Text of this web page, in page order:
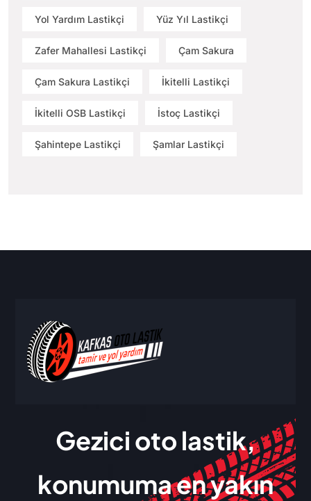
Yol Yardım Lastikçi Yüz Yıl Lastikçi
Zafer Mahallesi Lastikçi Çam Sakura
Çam Sakura Lastikçi İkitelli Lastikçi
İkitelli OSB Lastikçi İstoç Lastikçi
Şahintepe Lastikçi Şamlar Lastikçi
Gezici oto lastik,
konumuma en yakın